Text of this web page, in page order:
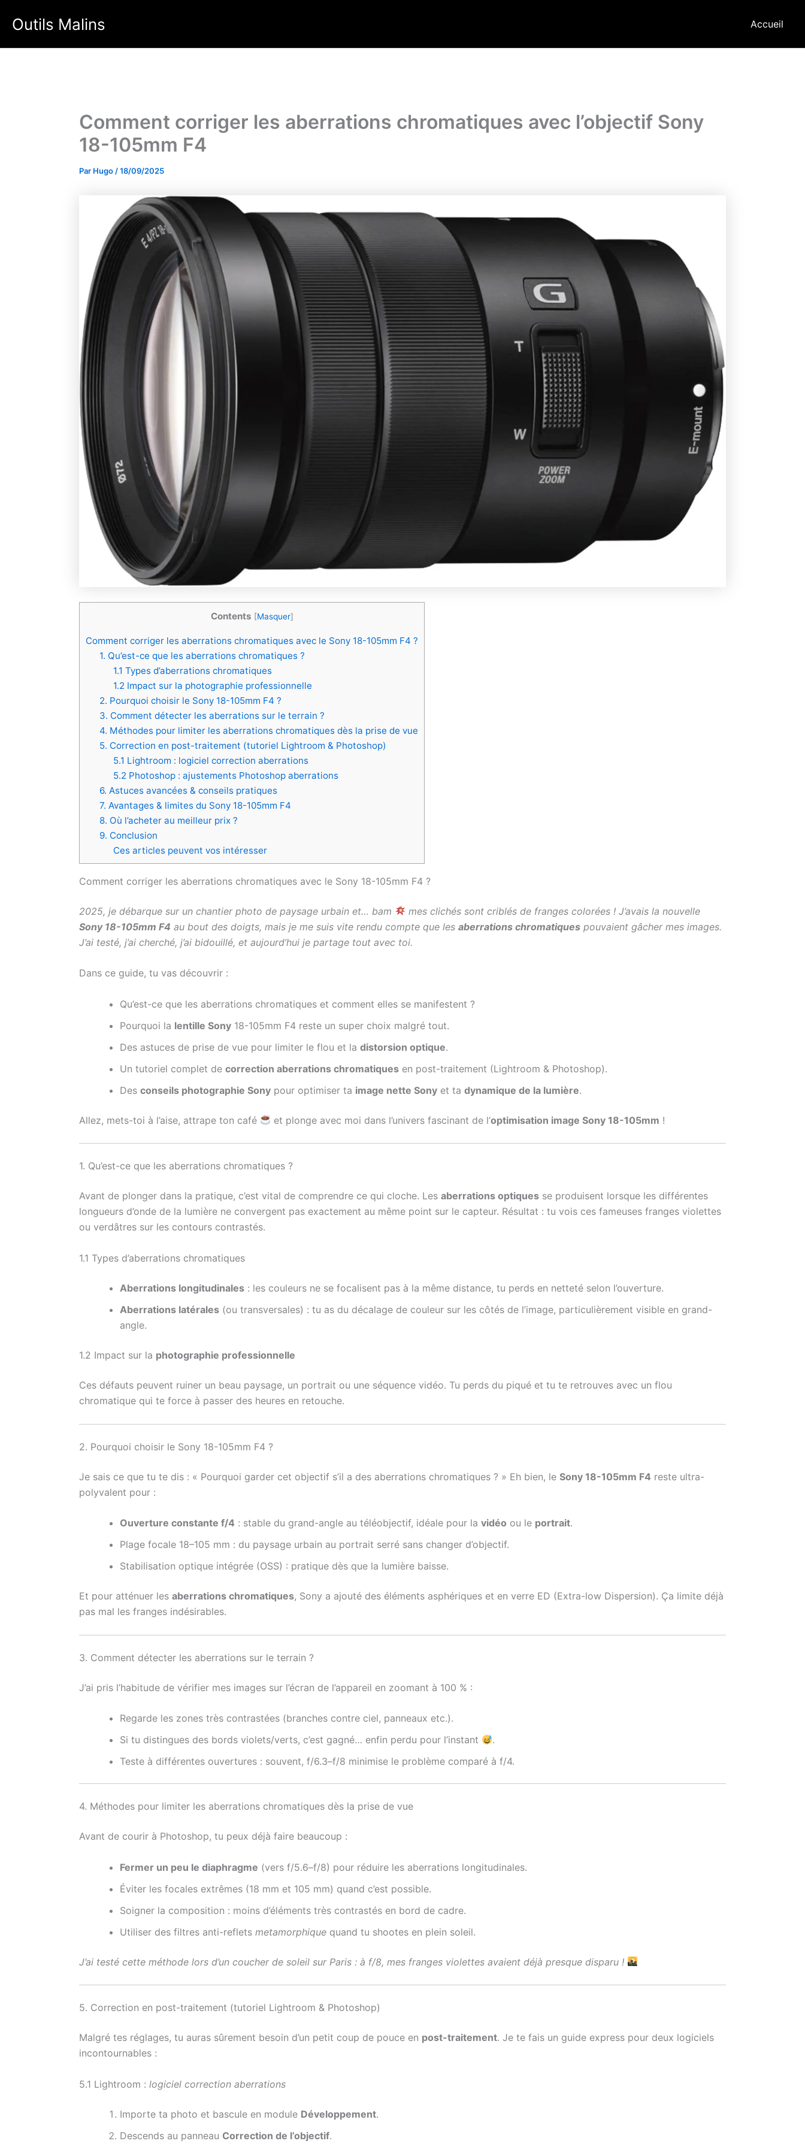
Outils Malins Accueil
Comment corriger les aberrations chromatiques avec l’objectif Sony
18-105mm F4
Par Hugo /18/09/2025
Contents [Masquer]
Comment corriger les aberrations chromatiques avec le Sony 18-105mm F4 ?
1. Qu’est-ce que les aberrations chromatiques ?
1.1 Types d’aberrations chromatiques
1.2 Impact sur la photographie professionnelle
2. Pourquoi choisir le Sony 18-105mm F4 ?
3. Comment détecter les aberrations sur le terrain ?
4. Méthodes pour limiter les aberrations chromatiques dès la prise de vue
5. Correction en post-traitement (tutoriel Lightroom & Photoshop)
5.1 Lightroom : logiciel correction aberrations
5.2 Photoshop : ajustements Photoshop aberrations
6. Astuces avancées & conseils pratiques
7. Avantages & limites du Sony 18-105mm F4
8. Où l’acheter au meilleur prix ?
9. Conclusion
Ces articles peuvent vos intéresser
Comment corriger les aberrations chromatiques avec le Sony 18-105mm F4 ?
2025, je débarque sur un chantier photo de paysage urbain et… bam
mes clichés sont criblés de franges colorées ! J’avais la nouvelle
Sony 18-105mm F4 au bout des doigts, mais je me suis vite rendu compte que les aberrations chromatiques pouvaient gâcher mes images.
J’ai testé, j’ai cherché, j’ai bidouillé, et aujourd’hui je partage tout avec toi.
Dans ce guide, tu vas découvrir :
Qu’est-ce que les aberrations chromatiques et comment elles se manifestent ?
Pourquoi la lentille Sony 18-105mm F4 reste un super choix malgré tout.
Des astuces de prise de vue pour limiter le flou et la distorsion optique.
Un tutoriel complet de correction aberrations chromatiques en post-traitement (Lightroom & Photoshop).
Des conseils photographie Sony pour optimiser ta image nette Sony et ta dynamique de la lumière.
Allez, mets-toi à l’aise, attrape ton café et plonge avec moi dans l’univers fascinant de l’optimisation image Sony 18-105mm !
1. Qu’est-ce que les aberrations chromatiques ?
Avant de plonger dans la pratique, c’est vital de comprendre ce qui cloche. Les aberrations optiques se produisent lorsque les différentes
longueurs d’onde de la lumière ne convergent pas exactement au même point sur le capteur. Résultat : tu vois ces fameuses franges violettes
ou verdâtres sur les contours contrastés.
1.1 Types d’aberrations chromatiques
Aberrations longitudinales : les couleurs ne se focalisent pas à la même distance, tu perds en netteté selon l’ouverture.
Aberrations latérales (ou transversales) : tu as du décalage de couleur sur les côtés de l’image, particulièrement visible en grand-
angle.
1.2 Impact sur la photographie professionnelle
Ces défauts peuvent ruiner un beau paysage, un portrait ou une séquence vidéo. Tu perds du piqué et tu te retrouves avec un flou
chromatique qui te force à passer des heures en retouche.
2. Pourquoi choisir le Sony 18-105mm F4 ?
Je sais ce que tu te dis : « Pourquoi garder cet objectif s’il a des aberrations chromatiques ? » Eh bien, le Sony 18-105mm F4 reste ultra-
polyvalent pour :
Ouverture constante f/4 : stable du grand-angle au téléobjectif, idéale pour la vidéo ou le portrait.
Plage focale 18–105 mm : du paysage urbain au portrait serré sans changer d’objectif.
Stabilisation optique intégrée (OSS) : pratique dès que la lumière baisse.
Et pour atténuer les aberrations chromatiques, Sony a ajouté des éléments asphériques et en verre ED (Extra-low Dispersion). Ça limite déjà
pas mal les franges indésirables.
3. Comment détecter les aberrations sur le terrain ?
J’ai pris l’habitude de vérifier mes images sur l’écran de l’appareil en zoomant à 100 % :
Regarde les zones très contrastées (branches contre ciel, panneaux etc.).
Si tu distingues des bords violets/verts, c’est gagné… enfin perdu pour l’instant
.
Teste à différentes ouvertures : souvent, f/6.3–f/8 minimise le problème comparé à f/4.
4. Méthodes pour limiter les aberrations chromatiques dès la prise de vue
Avant de courir à Photoshop, tu peux déjà faire beaucoup :
Fermer un peu le diaphragme (vers f/5.6–f/8) pour réduire les aberrations longitudinales.
Éviter les focales extrêmes (18 mm et 105 mm) quand c’est possible.
Soigner la composition : moins d’éléments très contrastés en bord de cadre.
Utiliser des filtres anti-reflets metamorphique quand tu shootes en plein soleil.
J’ai testé cette méthode lors d’un coucher de soleil sur Paris : à f/8, mes franges violettes avaient déjà presque disparu !
5. Correction en post-traitement (tutoriel Lightroom & Photoshop)
Malgré tes réglages, tu auras sûrement besoin d’un petit coup de pouce en post-traitement. Je te fais un guide express pour deux logiciels
incontournables :
5.1 Lightroom : logiciel correction aberrations
Importe ta photo et bascule en module Développement.
Descends au panneau Correction de l’objectif.